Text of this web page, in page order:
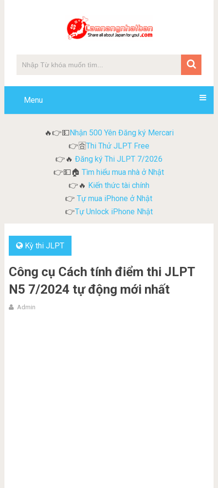
Menu
🔥👉💵Nhận 500 Yên Đăng ký Mercari
👉🈴Thi Thử JLPT Free
👉🔥 Đăng ký Thi JLPT 7/2026
👉💵🏠Tìm hiểu mua nhà ở Nhật
👉🔥 Kiến thức tài chính
👉 Tự mua iPhone ở Nhật
👉Tự Unlock iPhone Nhật
Kỳ thi JLPT
Công cụ Cách tính điểm thi JLPT
N5 7/2024 tự động mới nhất
Admin